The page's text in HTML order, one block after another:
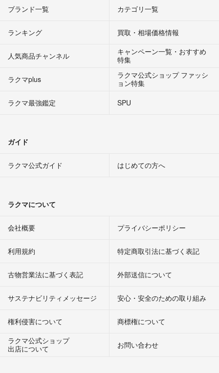
ブランド一覧 カテゴリ一覧
ランキング 買取・相場価格情報
人気商品チャンネル
キャンペーン一覧・おすすめ
特集
ラクマplus
ラクマ公式ショップ ファッシ
ョン特集
ラクマ最強鑑定
SPU
ガイド
ラクマ公式ガイド はじめての方へ
ラクマについて
会社概要 プライバシーポリシー
利用規約 特定商取引法に基づく表記
古物営業法に基づく表記 外部送信について
サステナビリティメッセージ 安心・安全のための取り組み
権利侵害について
商標権について
ラクマ公式ショップ
出店について
お問い合わせ